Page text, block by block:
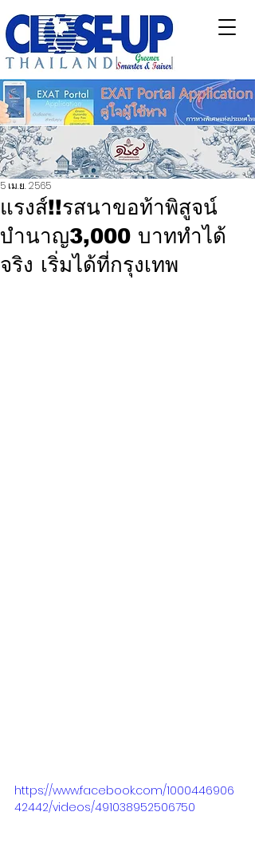
แรงส์!!รสนาขอท้าพิสูจน์
บำนาญ3,000 บาททำได้
จริง เริ่มได้ที่กรุงเทพ
5 เม.ย. 2565
https://www.facebook.com/1000446906
42442/videos/491038952506750